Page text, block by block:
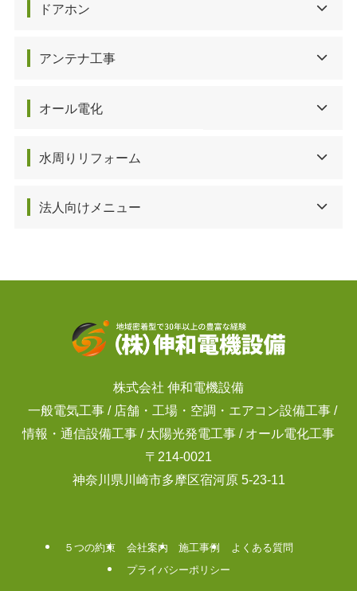
ドアホン
アンテナ工事
オール電化
水周りリフォーム
法人向けメニュー
株式会社 伸和電機設備
一般電気工事 / 店舗・工場・空調・エアコン設備工事 /
情報・通信設備工事 / 太陽光発電工事 / オール電化工事
〒214-0021
神奈川県川崎市多摩区宿河原 5-23-11
５つの約束 会社案内 施工事例
よくある質問
プライバシーポリシー